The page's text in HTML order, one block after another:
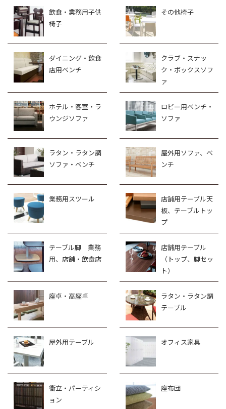
飲食・業務用子供
椅子
その他椅子
ダイニング・飲食
店用ベンチ
クラブ・スナッ
ク・ボックスソフ
ァ
ホテル・客室・ラ
ウンジソファ
ロビー用ベンチ・
ソファ
ラタン・ラタン調
ソファ・ベンチ
屋外用ソファ、ベ
ンチ
業務用スツール
店舗用テーブル天
板、テーブルトッ
プ
テーブル脚 業務
用、店舗・飲食店
店舗用テーブル
（トップ、脚セッ
ト）
座卓・高座卓
ラタン・ラタン調
テーブル
屋外用テーブル オフィス家具
衝立・パーティシ
ョン
座布団